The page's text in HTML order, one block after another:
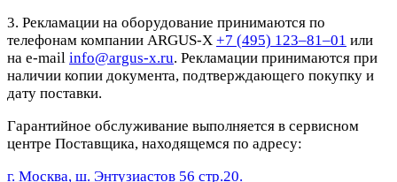
3. Рекламации на оборудование принимаются по
телефонам компании ARGUS-X +7 (495) 123–81–01 или
на e-mail info@argus-x.ru. Рекламации принимаются при
наличии копии документа, подтверждающего покупку и
дату поставки.
Гарантийное обслуживание выполняется в сервисном
центре Поставщика, находящемся по адресу:
г. Москва, ш. Энтузиастов 56 стр.20.